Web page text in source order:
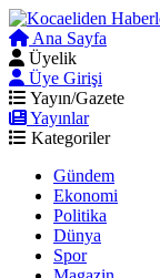
Ana Sayfa
Üyelik
Üye Girişi
Yayın/Gazete
Yayınlar
Kategoriler
Gündem
Ekonomi
Politika
Dünya
Spor